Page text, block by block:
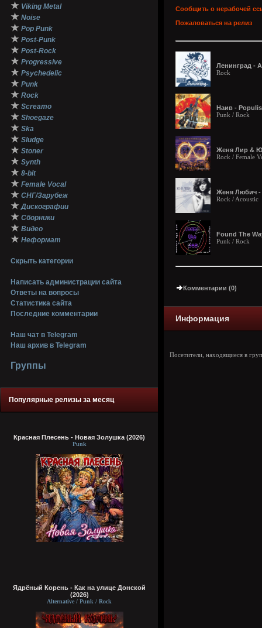
★ Viking Metal
★ Noise
★ Pop Punk
★ Post-Punk
★ Post-Rock
★ Progressive
★ Psychedelic
★ Punk
★ Rock
★ Screamo
★ Shoegaze
★ Ska
★ Sludge
★ Stoner
★ Synth
★ 8-bit
★ Female Vocal
★ СНГ/Зарубеж
★ Дискографии
★ Сборники
★ Видео
★ Неформат
Скрыть категории
Написать администрации сайта
Ответы на вопросы
Статистика сайта
Последние комментарии
Наш чат в Telegram
Наш архив в Telegram
Группы
Популярные релизы за месяц
Красная Плесень - Новая Золушка (2026)
Punk
Ядрёный Корень - Как на улице Донской
(2026)
Alternative / Punk / Rock
Сообщить о нерабочей
Пожаловаться на релиз
Ленинград -
Rock
Наив -
Punk / Rock
Женя Лир &
Rock / Female
Женя Любич -
Rock / Acoustic
Found The
Punk / Rock
Комментарии (0)
Информация
Посетители, находящиеся в